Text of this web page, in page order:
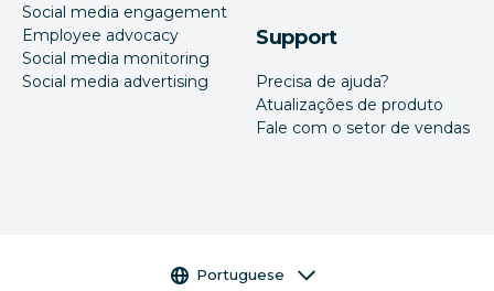
Social media engagement
Employee advocacy
Social media monitoring
Social media advertising
Support
Precisa de ajuda?
Atualizações de produto
Fale com o setor de vendas
Seletor de idioma
Portuguese